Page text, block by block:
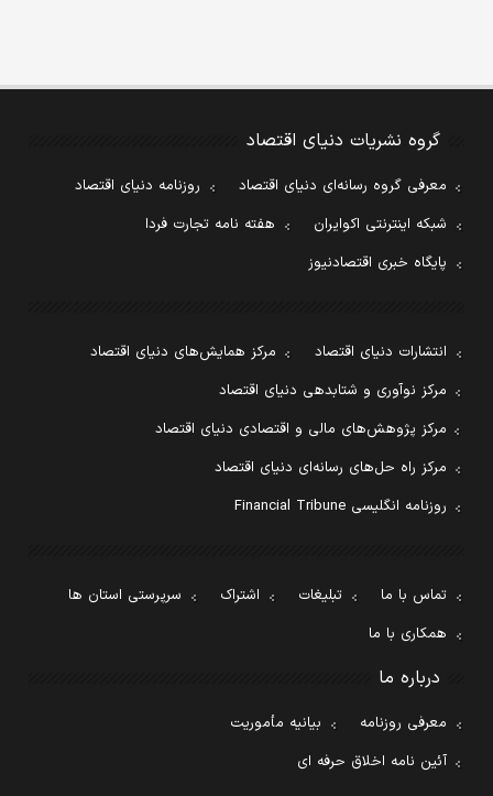
گروه نشریات دنیای اقتصاد
معرفی گروه رسانه‌ای دنیای اقتصاد
روزنامه دنیای اقتصاد
شبکه اینترنتی اکوایران
هفته نامه تجارت فردا
پایگاه خبری اقتصادنیوز
انتشارات دنیای اقتصاد
مرکز همایش‌های دنیای اقتصاد
مرکز نوآوری و شتابدهی دنیای اقتصاد
مرکز پژوهش‌های مالی و اقتصادی دنیای اقتصاد
مرکز راه حل‌های رسانه‌ای دنیای اقتصاد
روزنامه انگلیسی Financial Tribune
تماس با ما تبلیغات اشتراک
سرپرستی استان ها
همکاری با ما
درباره ما
معرفی روزنامه
بیانیه مأموریت
آئین نامه اخلاق حرفه ای